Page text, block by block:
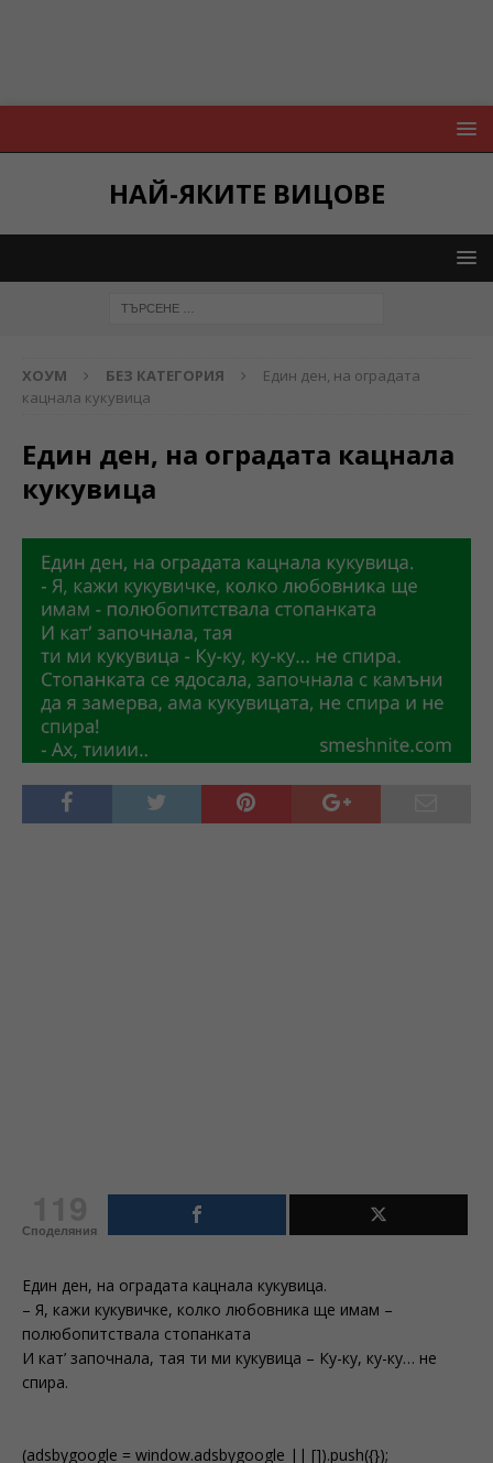
НАЙ-ЯКИТЕ ВИЦОВЕ
ХОУМ БЕЗ КАТЕГОРИЯ
Един ден, на оградата
кацнала кукувица
Един ден, на оградата кацнала
кукувица
Споделяния
Един ден, на оградата кацнала кукувица.
– Я, кажи кукувичке, колко любовника ще имам –
полюбопитствала стопанката
И кат’ започнала, тая ти ми кукувица – Ку-ку, ку-ку… не
спира.
(adsbygoogle = window.adsbygoogle || []).push({});